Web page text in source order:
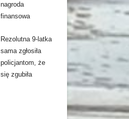
nagroda
finansowa
Rezolutna 9-latka
sama zgłosiła
policjantom, że
się zgubiła